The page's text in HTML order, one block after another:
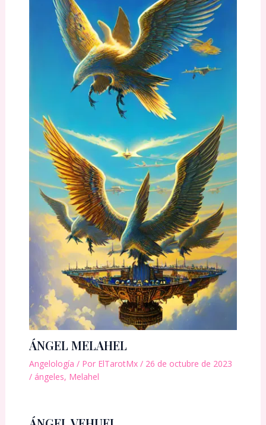
ÁNGEL MELAHEL
Angelología / Por ElTarotMx / 26 de octubre de 2023
/ ángeles, Melahel